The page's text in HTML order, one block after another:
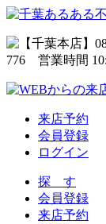
来店予約
会員登録
ログイン
探 す
会員登録
来店予約